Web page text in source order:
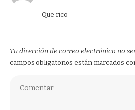
Que rico
Tu dirección de correo electrónico no
campos obligatorios están marcados